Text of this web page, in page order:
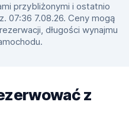
przybliżonymi i ostatnio
07:36 7.08.26. Ceny mogą
długości wynajmu
z